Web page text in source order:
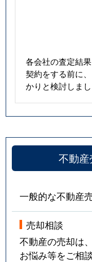
各会社の査定結
契約をする前に
かりと検討しまし
不動
一般的な不動産
売却相談
不動産の売却は
お悩み等をご相